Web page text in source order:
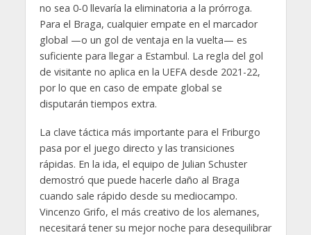
no sea 0-0 llevaría la eliminatoria a la prórroga.
Para el Braga, cualquier empate en el marcador
global —o un gol de ventaja en la vuelta— es
suficiente para llegar a Estambul. La regla del gol
de visitante no aplica en la UEFA desde 2021-22,
por lo que en caso de empate global se
disputarán tiempos extra.
La clave táctica más importante para el Friburgo
pasa por el juego directo y las transiciones
rápidas. En la ida, el equipo de Julian Schuster
demostró que puede hacerle daño al Braga
cuando sale rápido desde su mediocampo.
Vincenzo Grifo, el más creativo de los alemanes,
necesitará tener su mejor noche para desequilibrar